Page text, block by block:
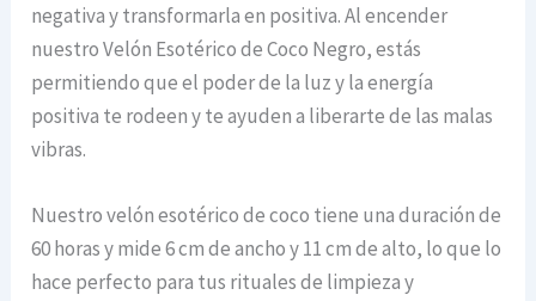
negativa y transformarla en positiva. Al encender
nuestro Velón Esotérico de Coco Negro, estás
permitiendo que el poder de la luz y la energía
positiva te rodeen y te ayuden a liberarte de las malas
vibras.
Nuestro velón esotérico de coco tiene una duración de
60 horas y mide 6 cm de ancho y 11 cm de alto, lo que lo
hace perfecto para tus rituales de limpieza y